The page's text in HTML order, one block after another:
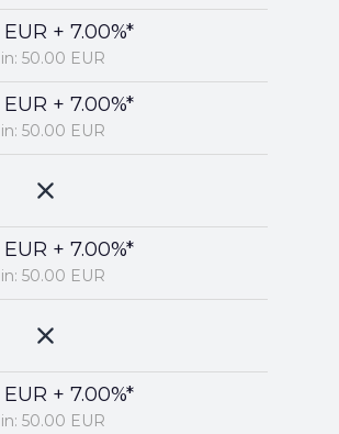
+ 7.00%*
50.00 EUR
+ 7.00%*
50.00 EUR
+ 7.00%*
50.00 EUR
+ 7.00%*
50.00 EUR